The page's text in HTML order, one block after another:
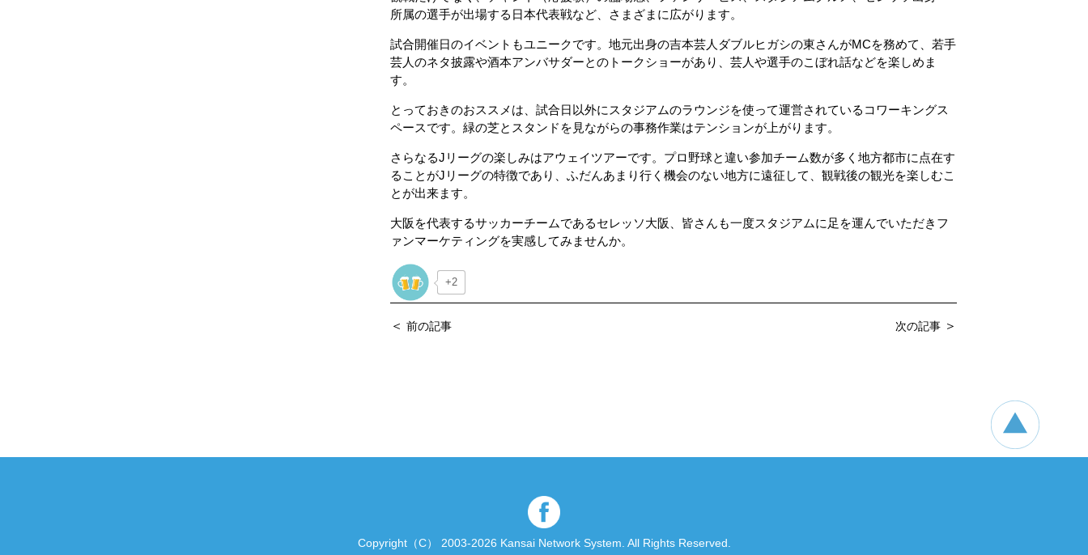
所属の選手が出場する日本代表戦など、さまざまに広がります。
試合開催日のイベントもユニークです。地元出身の吉本芸人ダブルヒガシの東さんがMCを務めて、若手
芸人のネタ披露や酒本アンバサダーとのトークショーがあり、芸人や選手のこぼれ話などを楽しめま
す。
とっておきのおススメは、試合日以外にスタジアムのラウンジを使って運営されているコワーキングス
ペースです。緑の芝とスタンドを見ながらの事務作業はテンションが上がります。
さらなるJリーグの楽しみはアウェイツアーです。プロ野球と違い参加チーム数が多く地方都市に点在す
ることがJリーグの特徴であり、ふだんあまり行く機会のない地方に遠征して、観戦後の観光を楽しむこ
とが出来ます。
大阪を代表するサッカーチームであるセレッソ大阪、皆さんも一度スタジアムに足を運んでいただきフ
ァンマーケティングを実感してみませんか。
+2
＜ 前の記事 次の記事 ＞
Copyright（C） 2003-2026 Kansai Network System. All Rights Reserved.